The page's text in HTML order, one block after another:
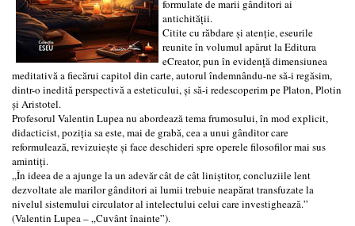
formulate de marii gânditori ai
antichității.
Citite cu răbdare și atenție, eseurile
reunite în volumul apărut la Editura
eCreator, pun în evidență dimensiunea
meditativă a fiecărui capitol din carte, autorul îndemnându-ne să-i regăsim,
dintr-o inedită perspectivă a esteticului, și să-i redescoperim pe Platon, Plotin
și Aristotel.
Profesorul Valentin Lupea nu abordează tema frumosului, în mod explicit,
didacticist, poziția sa este, mai de grabă, cea a unui gânditor care
reformulează, revizuiește și face deschideri spre operele filosofilor mai sus
amintiți.
„În ideea de a ajunge la un adevăr cât de cât liniştitor, concluziile lent
dezvoltate ale marilor gânditori ai lumii trebuie neapărat transfuzate la
nivelul sistemului circulator al intelectului celui care investighează.”
(Valentin Lupea – „Cuvânt înainte”).